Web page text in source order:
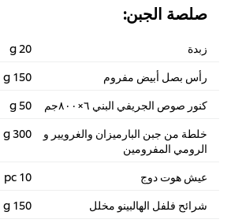
صلصة الجبن:
زبدة
20 g
رأس بصل أبيض مفروم
150 g
كنور صوص الجريفي البني ٦×٨٠٠جم
50 g
خلطة من جبن البارميزان والغرويير و
الرومي المفرومين
300 g
عيش هوت دوج
10 pc
شرائح فلفل الهالبينو مخلل
150 g